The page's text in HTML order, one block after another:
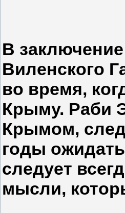
В
Виленского
во время,
Крыму. Раби
Крымом,
годы
следует
мысли,